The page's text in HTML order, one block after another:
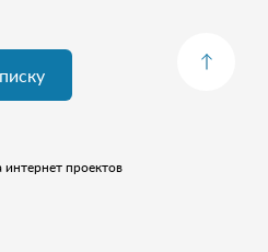
проектов